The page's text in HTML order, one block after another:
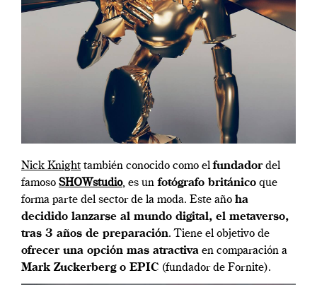
Nick Knighttambién conocido como elfundadordel
famoso SHOWstudio, es un fotógrafo británico que
forma parte del sector de la moda. Este año ha
decidido lanzarse al mundo digital, el metaverso,
tras 3 años de preparación. Tiene el objetivo de
ofrecer una opción mas atractiva en comparación a
Mark Zuckerberg o EPIC (fundador de Fornite).